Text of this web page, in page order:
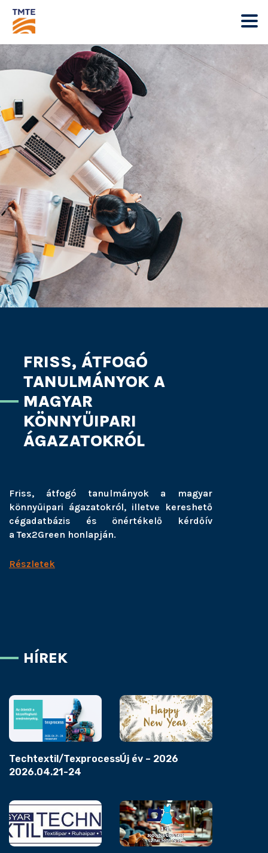
FRISS, ÁTFOGÓ
TANULMÁNYOK A
MAGYAR
KÖNNYŰIPARI
ÁGAZATOKRÓL
Friss, átfogó tanulmányok a magyar
könnyűipari ágazatokról, illetve kereshető
cégadatbázis és önértékelő kérdőív
a Tex2Green honlapján.
Részletek
HÍREK
Techtextil/Texprocess
2026.04.21-24
Új év – 2026